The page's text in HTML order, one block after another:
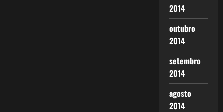
2014
outubro
2014
setembro
2014
agosto
2014